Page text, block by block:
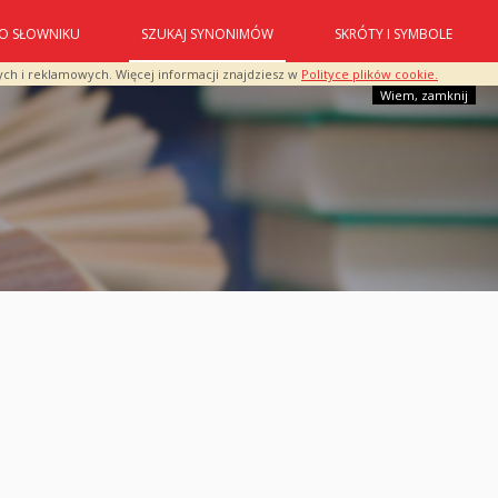
i reklamowych. Więcej informacji znajdziesz w Polityce plików cookie.
Wiem, zamknij
O SŁOWNIKU SZUKAJ SYNONIMÓW SKRÓTY I SYMBOLE